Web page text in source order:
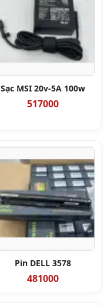
Sạc MSI 20v-5A 100w
517000
Pin DELL 3578
481000